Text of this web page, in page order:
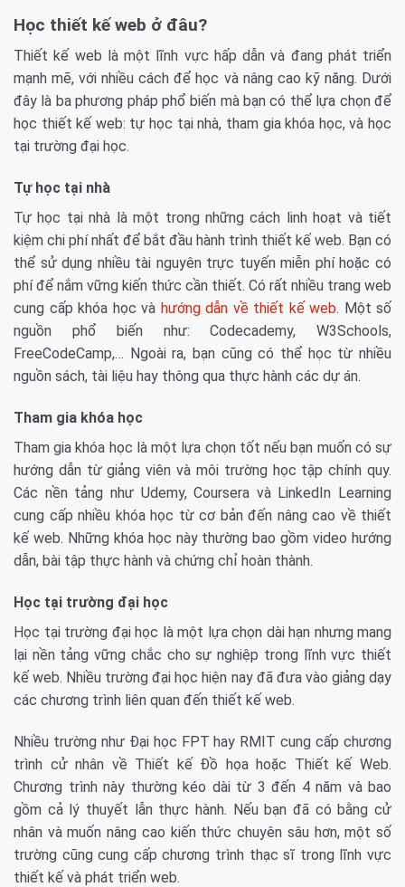
Học thiết kế web ở đâu?
Thiết kế web là một lĩnh vực hấp dẫn và đang phát triển
mạnh mẽ, với nhiều cách để học và nâng cao kỹ năng. Dưới
đây là ba phương pháp phổ biến mà bạn có thể lựa chọn để
học thiết kế web: tự học tại nhà, tham gia khóa học, và học
tại trường đại học.
Tự học tại nhà
Tự học tại nhà là một trong những cách linh hoạt và tiết
kiệm chi phí nhất để bắt đầu hành trình thiết kế web. Bạn có
thể sử dụng nhiều tài nguyên trực tuyến miễn phí hoặc có
phí để nắm vững kiến thức cần thiết. Có rất nhiều trang web
cung cấp khóa học và hướng dẫn về thiết kế web. Một số
nguồn phổ biến như: Codecademy, W3Schools,
FreeCodeCamp,… Ngoài ra, bạn cũng có thể học từ nhiều
nguồn sách, tài liệu hay thông qua thực hành các dự án.
Tham gia khóa học
Tham gia khóa học là một lựa chọn tốt nếu bạn muốn có sự
hướng dẫn từ giảng viên và môi trường học tập chính quy.
Các nền tảng như Udemy, Coursera và LinkedIn Learning
cung cấp nhiều khóa học từ cơ bản đến nâng cao về thiết
kế web. Những khóa học này thường bao gồm video hướng
dẫn, bài tập thực hành và chứng chỉ hoàn thành.
Học tại trường đại học
Học tại trường đại học là một lựa chọn dài hạn nhưng mang
lại nền tảng vững chắc cho sự nghiệp trong lĩnh vực thiết
kế web. Nhiều trường đại học hiện nay đã đưa vào giảng dạy
các chương trình liên quan đến thiết kế web.
Nhiều trường như Đại học FPT hay RMIT cung cấp chương
trình cử nhân về Thiết kế Đồ họa hoặc Thiết kế Web.
Chương trình này thường kéo dài từ 3 đến 4 năm và bao
gồm cả lý thuyết lẫn thực hành. Nếu bạn đã có bằng cử
nhân và muốn nâng cao kiến thức chuyên sâu hơn, một số
trường cũng cung cấp chương trình thạc sĩ trong lĩnh vực
thiết kế và phát triển web.